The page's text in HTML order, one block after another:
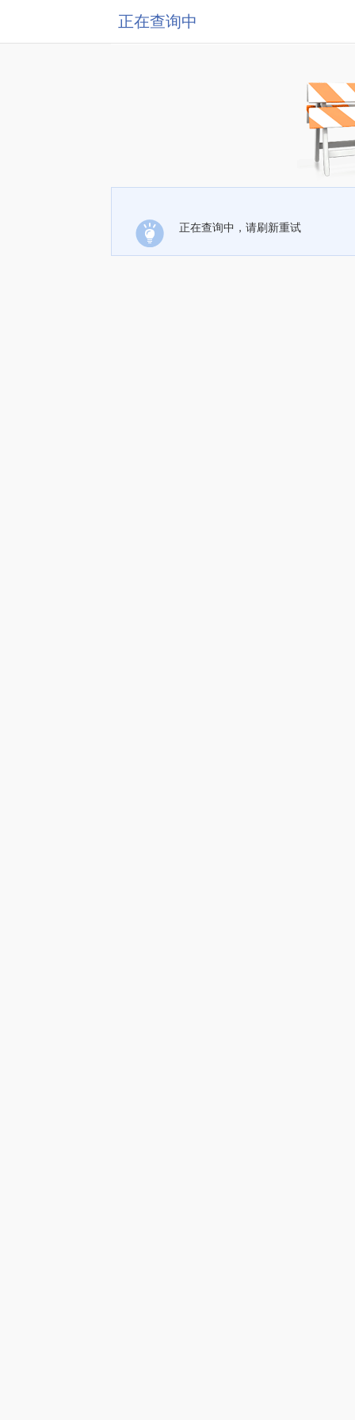
正在查询中
正在查询中，请刷新重试